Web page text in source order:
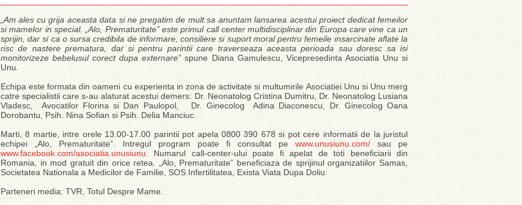
„Am ales cu grija aceasta data si ne pregatim de mult sa anuntam lansarea acestui proiect dedicat femeilor
si mamelor in special. „Alo, Prematuritate” este primul call center multidisciplinar din Europa care vine ca un
sprijin, dar si ca o sursa credibila de informare, consiliere si suport moral pentru femeile insarcinate aflate la
risc de nastere prematura, dar si pentru parintii care traverseaza aceasta perioada sau doresc sa isi
monitorizeze bebelusul corect dupa externare” spune Diana Gamulescu, Vicepresedinta Asociatia Unu si
Unu.
Echipa este formata din oameni cu experienta in zona de activitate si multumirile Asociatiei Unu si Unu merg
catre specialistii care s-au alaturat acestui demers: Dr. Neonatolog Cristina Dumitru, Dr. Neonatolog Lusiana
Vladesc, Avocatilor Florina si Dan Paulopol, Dr. Ginecolog Adina Diaconescu, Dr. Ginecolog Oana
Dorobantu, Psih. Nina Sofian si Psih. Delia Manciuc.
Marti, 8 martie, intre orele 13.00-17.00 parintii pot apela 0800 390 678 si pot cere informatii de la juristul
echipei „Alo, Prematuritate”. Intregul program poate fi consultat pe www.unusiunu.com/ sau pe
www.facebook.com/asociatia.unusiunu . Numarul call-center-ului poate fi apelat de toti beneficiarii din
Romania, in mod gratuit din orice retea. „Alo, Prematuritate” beneficiaza de sprijinul organizatiilor Samas,
Societatea Nationala a Medicilor de Familie, SOS Infertilitatea, Exista Viata Dupa Doliu.
Parteneri media: TVR, Totul Despre Mame.